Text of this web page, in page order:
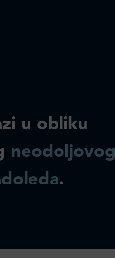
u obliku
neodoljovog
.